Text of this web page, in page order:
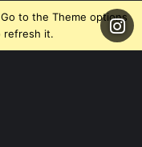
to the Theme options
refresh it.